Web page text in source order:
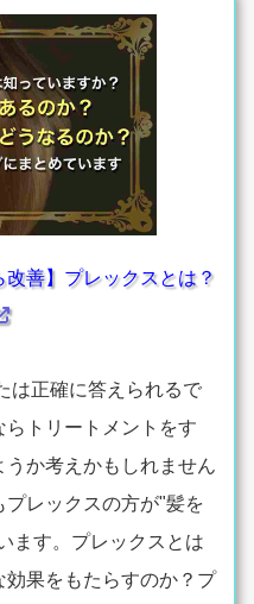
改善】プレックスとは？
は正確に答えられるで
らトリートメントをす
か考えかもしれません
レックスの方が"髪を
ます。プレックスとは
果をもたらすのか？プ